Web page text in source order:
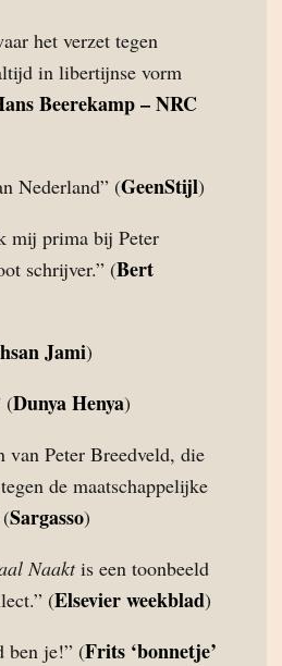
het verzet tegen
in libertijnse vorm
Beerekamp – NRC
Nederland” (GeenStijl)
mij prima bij Peter
schrijver.” (Bert
Jami)
(Dunya Henya)
van Peter Breedveld, die
de maatschappelijke
Sargasso)
Naaktis een toonbeeld
(Elsevier weekblad)
ben je!” (Frits ‘bonnetje’